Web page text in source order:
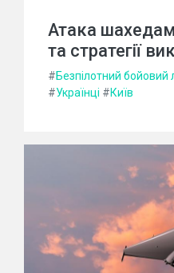
Атака
та стратегії
#Безпілотний бойовий
#Українці #Київ